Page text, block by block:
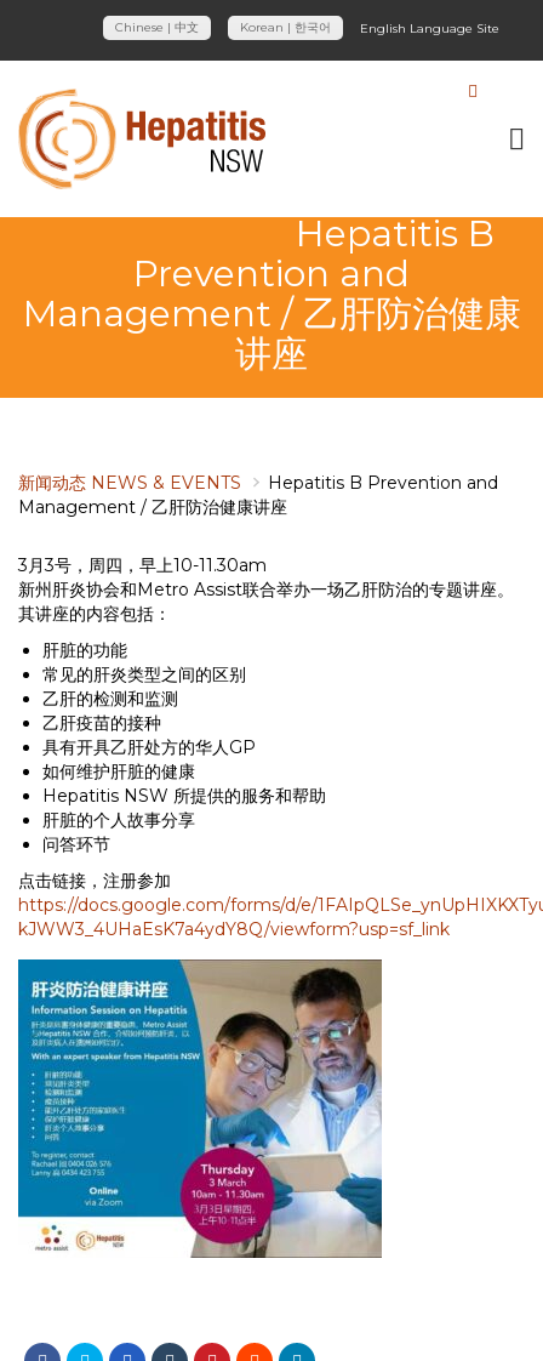
Chinese | 中文 Korean | 한국어 English Language Site
Hepatitis B
Prevention and
Management / 乙肝防治健康
讲座
新闻动态 NEWS & EVENTS
Hepatitis B Prevention and
Management / 乙肝防治健康讲座
3月3号，周四，早上10-11.30am
新州肝炎协会和Metro Assist联合举办一场乙肝防治的专题讲座。
其讲座的内容包括：
肝脏的功能
常见的肝炎类型之间的区别
乙肝的检测和监测
乙肝疫苗的接种
具有开具乙肝处方的华人GP
如何维护肝脏的健康
Hepatitis NSW 所提供的服务和帮助
肝脏的个人故事分享
问答环节
点击链接，注册参加
https://docs.google.com/forms/d/e/
kJWW3_4UHaEsK7a4ydY8Q/viewform?usp=sf_link